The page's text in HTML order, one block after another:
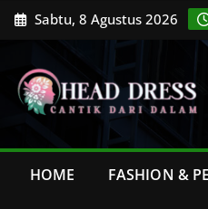
Skip Sabtu, 8 Agustus 2026
HOME FASHION &